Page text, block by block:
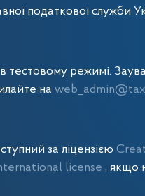
податкової служби
тестовому режимі.
на
за ліцензією
license , якщо